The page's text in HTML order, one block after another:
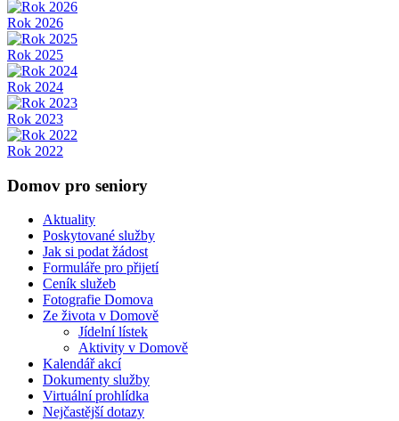
Rok 2026
Rok 2025
Rok 2024
Rok 2023
Rok 2022
Domov pro seniory
Aktuality
Poskytované služby
Jak si podat žádost
Formuláře pro přijetí
Ceník služeb
Fotografie Domova
Ze života v Domově
Jídelní lístek
Aktivity v Domově
Kalendář akcí
Dokumenty služby
Virtuální prohlídka
Nejčastější dotazy